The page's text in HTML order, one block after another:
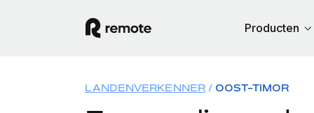
Producten
LANDENVERKENNER OOST-TIMOR